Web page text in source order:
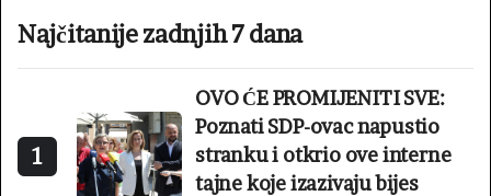
Najčitanije zadnjih 7 dana
1
OVO ĆE PROMIJENITI SVE:
Poznati SDP-ovac napustio
stranku i otkrio ove interne
tajne koje izazivaju bijes